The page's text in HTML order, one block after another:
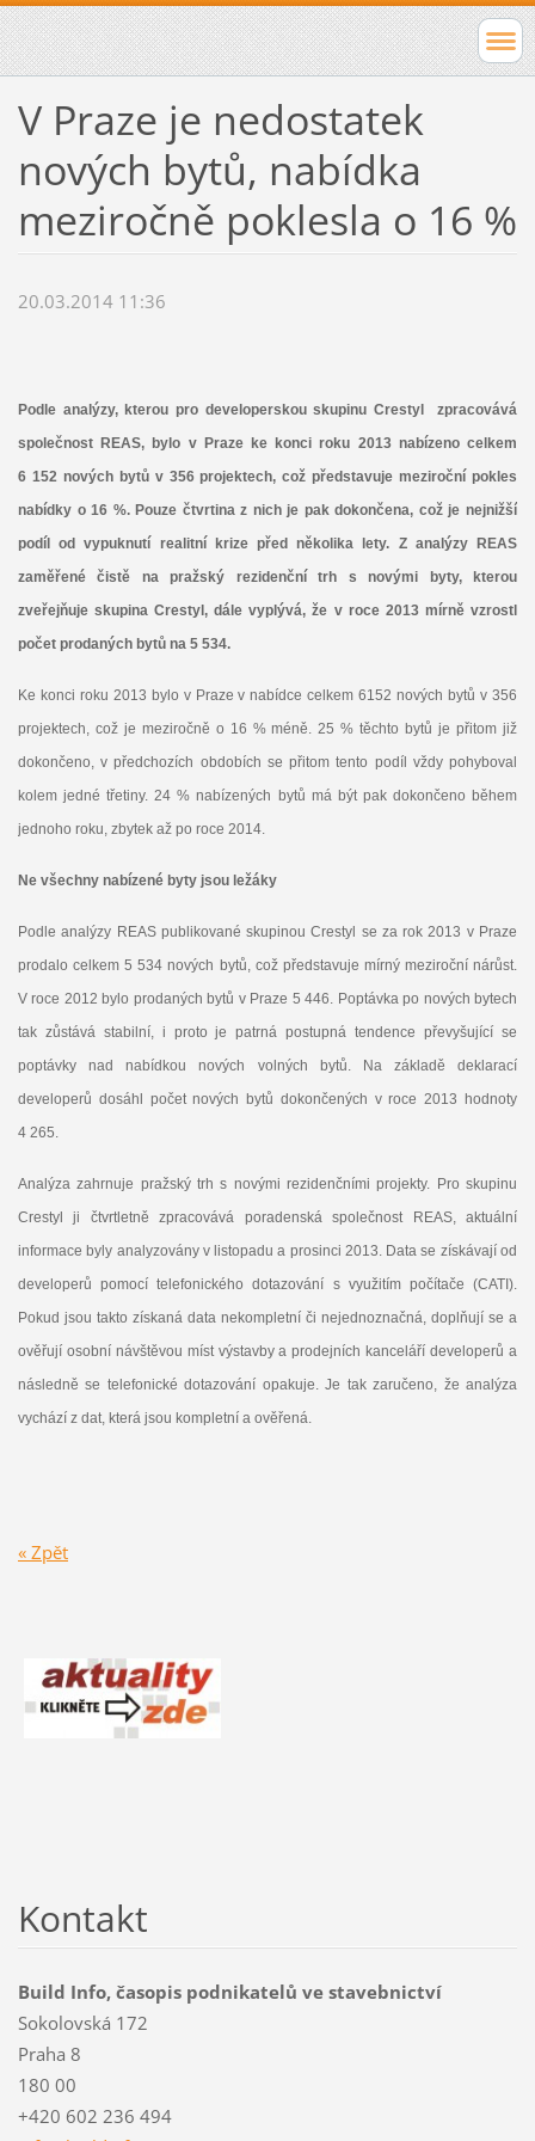
V Praze je nedostatek
nových bytů, nabídka
meziročně poklesla o 16 %
20.03.2014 11:36
Podle analýzy, kterou pro developerskou skupinu Crestyl zpracovává
společnost REAS, bylo v Praze ke konci roku 2013 nabízeno celkem
6 152 nových bytů v 356 projektech, což představuje meziroční pokles
nabídky o 16 %. Pouze čtvrtina z nich je pak dokončena, což je nejnižší
podíl od vypuknutí realitní krize před několika lety. Z analýzy REAS
zaměřené čistě na pražský rezidenční trh s novými byty, kterou
zveřejňuje skupina Crestyl, dále vyplývá, že v roce 2013 mírně vzrostl
počet prodaných bytů na 5 534.
Ke konci roku 2013 bylo v Praze v nabídce celkem 6152 nových bytů v 356
projektech, což je meziročně o 16 % méně. 25 % těchto bytů je přitom již
dokončeno, v předchozích obdobích se přitom tento podíl vždy pohyboval
kolem jedné třetiny. 24 % nabízených bytů má být pak dokončeno během
jednoho roku, zbytek až po roce 2014.
Ne všechny nabízené byty jsou ležáky
Podle analýzy REAS publikované skupinou Crestyl se za rok 2013 v Praze
prodalo celkem 5 534 nových bytů, což představuje mírný meziroční nárůst.
V roce 2012 bylo prodaných bytů v Praze 5 446. Poptávka po nových bytech
tak zůstává stabilní, i proto je patrná postupná tendence převyšující se
poptávky nad nabídkou nových volných bytů. Na základě deklarací
developerů dosáhl počet nových bytů dokončených v roce 2013 hodnoty
4 265.
Analýza zahrnuje pražský trh s novými rezidenčními projekty. Pro skupinu
Crestyl ji čtvrtletně zpracovává poradenská společnost REAS, aktuální
informace byly analyzovány v listopadu a prosinci 2013. Data se získávají od
developerů pomocí telefonického dotazování s využitím počítače (CATI).
Pokud jsou takto získaná data nekompletní či nejednoznačná, doplňují se a
ověřují osobní návštěvou míst výstavby a prodejních kanceláří developerů a
následně se telefonické dotazování opakuje. Je tak zaručeno, že analýza
vychází z dat, která jsou kompletní a ověřená.
« Zpět
Kontakt
Build Info, časopis podnikatelů ve stavebnictví
Sokolovská 172
Praha 8
180 00
+420 602 236 494